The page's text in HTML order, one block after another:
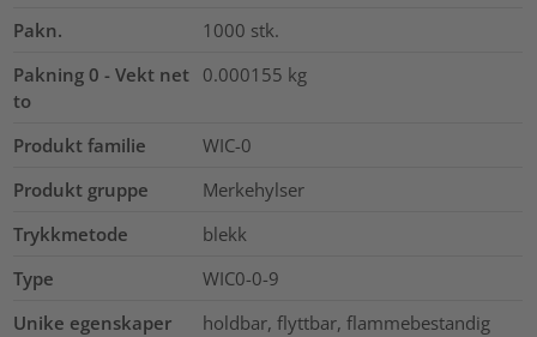
Pakn.
1000 stk.
Pakning 0 - Vekt net
to
0.000155 kg
Produkt familie
WIC-0
Produkt gruppe
Merkehylser
Trykkmetode
blekk
Type
WIC0-0-9
Unike egenskaper
holdbar, flyttbar, flammebestandig